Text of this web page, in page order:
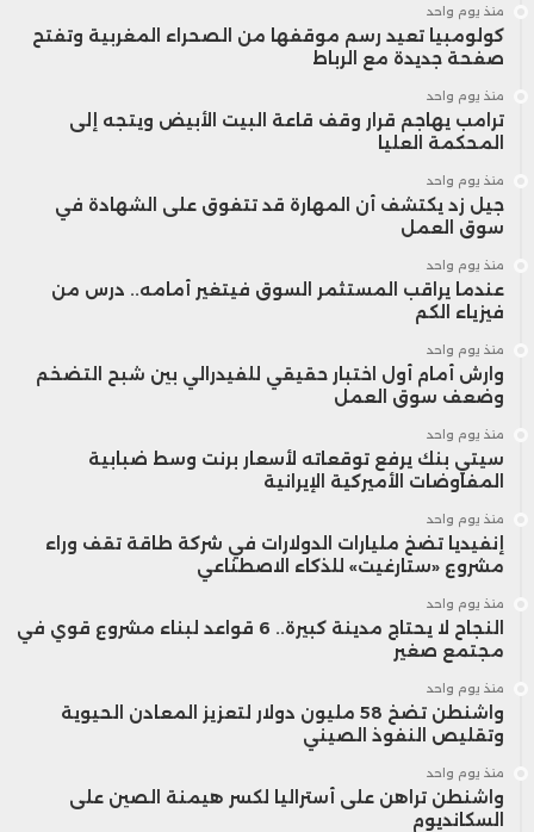
منذ يوم واحد
كولومبيا تعيد رسم موقفها من الصحراء المغربية وتفتح
صفحة جديدة مع الرباط
منذ يوم واحد
ترامب يهاجم قرار وقف قاعة البيت الأبيض ويتجه إلى
المحكمة العليا
منذ يوم واحد
جيل زد يكتشف أن المهارة قد تتفوق على الشهادة في
سوق العمل
منذ يوم واحد
عندما يراقب المستثمر السوق فيتغير أمامه.. درس من
فيزياء الكم
منذ يوم واحد
وارش أمام أول اختبار حقيقي للفيدرالي بين شبح التضخم
وضعف سوق العمل
منذ يوم واحد
سيتي بنك يرفع توقعاته لأسعار برنت وسط ضبابية
المفاوضات الأميركية الإيرانية
منذ يوم واحد
إنفيديا تضخ مليارات الدولارات في شركة طاقة تقف وراء
مشروع «ستارغيت» للذكاء الاصطناعي
منذ يوم واحد
النجاح لا يحتاج مدينة كبيرة.. 6 قواعد لبناء مشروع قوي في
مجتمع صغير
منذ يوم واحد
واشنطن تضخ 58 مليون دولار لتعزيز المعادن الحيوية
وتقليص النفوذ الصيني
منذ يوم واحد
واشنطن تراهن على أستراليا لكسر هيمنة الصين على
السكانديوم